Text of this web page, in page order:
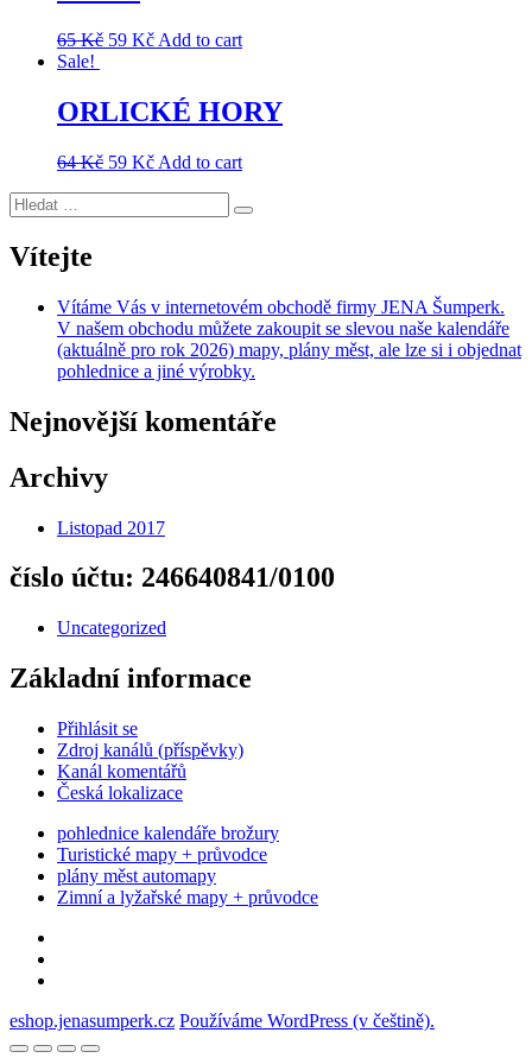
65Kč 59 Kč Add to cart
Sale!
ORLICKÉ HORY
64Kč 59 Kč Add to cart
Hledat:
Hledání
Vítejte
Vítáme Vás v internetovém obchodě firmy JENA Šumperk.
V našem obchodu můžete zakoupit se slevou naše kalendáře
(aktuálně pro rok 2026) mapy, plány měst, ale lze si i objednat
pohlednice a jiné výrobky.
Nejnovější komentáře
Archivy
Listopad 2017
číslo účtu: 246640841/0100
Uncategorized
Základní informace
Přihlásit se
Zdroj kanálů (příspěvky)
Kanál komentářů
Česká lokalizace
pohlednice kalendáře brožury
Turistické mapy + průvodce
plány měst automapy
Zimní a lyžařské mapy + průvodce
eshop.jenasumperk.cz Používáme WordPress (v češtině).